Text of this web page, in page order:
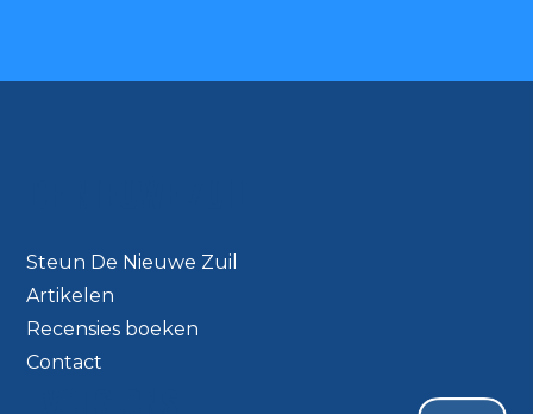
Steun De Nieuwe Zuil
Artikelen
Recensies boeken
Contact